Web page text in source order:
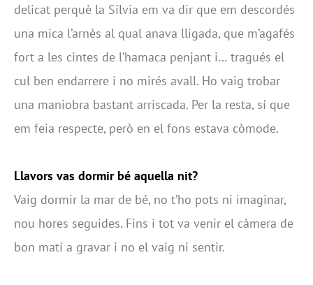
delicat perquè la Sílvia em va dir que em descordés
una mica l’arnès al qual anava lligada, que m’agafés
fort a les cintes de l’hamaca penjant i… tragués el
cul ben endarrere i no mirés avall. Ho vaig trobar
una maniobra bastant arriscada. Per la resta, sí que
em feia respecte, però en el fons estava còmode.
Llavors vas dormir bé aquella nit?
Vaig dormir la mar de bé, no t’ho pots ni imaginar,
nou hores seguides. Fins i tot va venir el càmera de
bon matí a gravar i no el vaig ni sentir.